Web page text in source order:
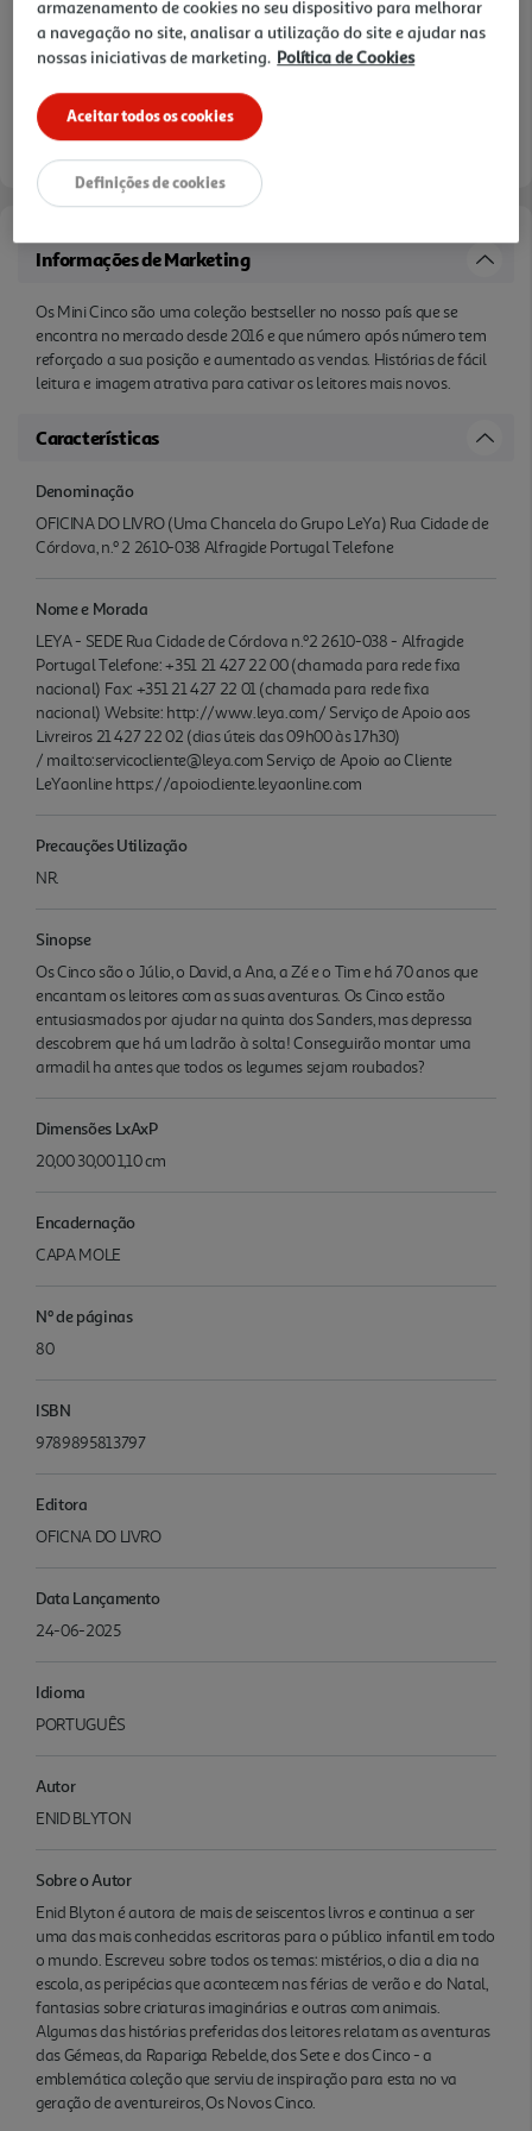
Informações de Marketing
Os Mini Cinco são uma coleção bestseller no nosso país que se
encontra no mercado desde 2016 e que número após número tem
reforçado a sua posição e aumentado as vendas. Histórias de fácil
leitura e imagem atrativa para cativar os leitores mais novos.
Características
Denominação
OFICINA DO LIVRO (Uma Chancela do Grupo LeYa) Rua Cidade de
Córdova, n.º 2 2610-038 Alfragide Portugal Telefone
Nome e Morada
LEYA - SEDE Rua Cidade de Córdova n.º2 2610-038 - Alfragide
Portugal Telefone: +351 21 427 22 00 (chamada para rede fixa
nacional) Fax: +351 21 427 22 01 (chamada para rede fixa
nacional) Website: http://www.leya.com/ Serviço de Apoio aos
Livreiros 21 427 22 02 (dias úteis das 09h00 às 17h30)
/ mailto:servicocliente@leya.com Serviço de Apoio ao Cliente
LeYaonline https://apoiocliente.leyaonline.com
Precauções Utilização
NR.
Sinopse
Os Cinco são o Júlio, o David, a Ana, a Zé e o Tim e há 70 anos que
encantam os leitores com as suas aventuras. Os Cinco estão
entusiasmados por ajudar na quinta dos Sanders, mas depressa
descobrem que há um ladrão à solta! Conseguirão montar uma
armadil ha antes que todos os legumes sejam roubados?
Dimensões LxAxP
20,00 30,00 1,10 cm
Encadernação
CAPA MOLE
Nº de páginas
80
ISBN
9789895813797
Editora
OFICNA DO LIVRO
Data Lançamento
24-06-2025
Idioma
PORTUGUÊS
Autor
ENID BLYTON
Sobre o Autor
Enid Blyton é autora de mais de seiscentos livros e continua a ser
uma das mais conhecidas escritoras para o público infantil em todo
o mundo. Escreveu sobre todos os temas: mistérios, o dia a dia na
escola, as peripécias que acontecem nas férias de verão e do Natal,
fantasias sobre criaturas imaginárias e outras com animais.
Algumas das histórias preferidas dos leitores relatam as aventuras
das Gémeas, da Rapariga Rebelde, dos Sete e dos Cinco - a
emblemática coleção que serviu de inspiração para esta no va
geração de aventureiros, Os Novos Cinco.
armazenamento de cookies no seu dispositivo para melhorar
a navegação no site, analisar a utilização do site e ajudar nas
nossas iniciativas de marketing. Política de Cookies
Aceitar todos os cookies
Definições de cookies